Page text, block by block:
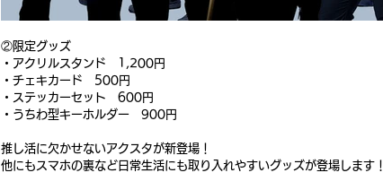
②限定グッズ
・アクリルスタンド　1,200円
・チェキカード　500円
・ステッカーセット　600円
・うちわ型キーホルダー　900円
推し活に欠かせないアクスタが新登場！
他にもスマホの裏など日常生活にも取り入れやすいグッズが登場します！